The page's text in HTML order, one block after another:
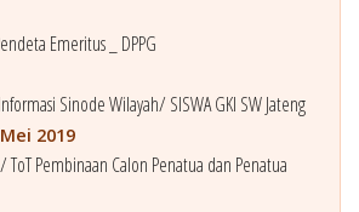
Emeritus _ DPPG
Sinode Wilayah/ SISWA GKI SW Jateng
2019
ToT Pembinaan Calon Penatua dan Penatua